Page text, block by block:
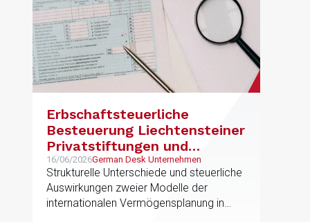
Erbschaftsteuerliche
Besteuerung Liechtensteiner
Privatstiftungen und
angelsächsischen Trusts in
Spanien
16/06/2026German Desk Unternehmen
Strukturelle Unterschiede und steuerliche
Auswirkungen zweier Modelle der
internationalen Vermögensplanung in